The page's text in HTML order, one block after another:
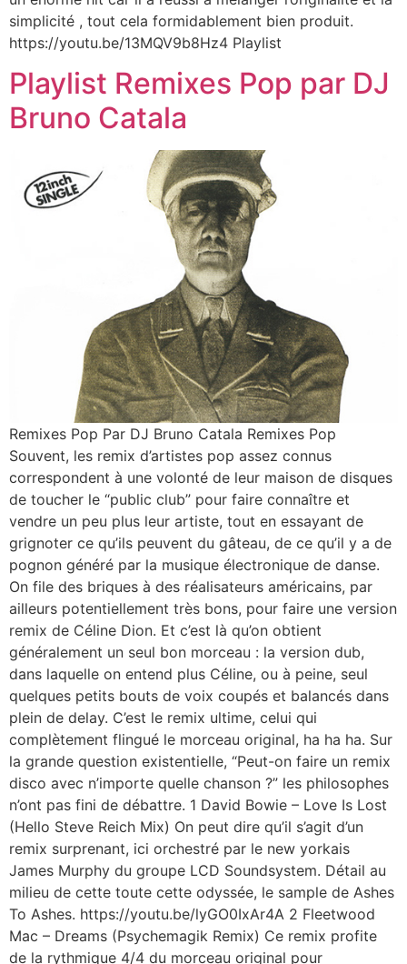
simplicité , tout cela formidablement bien produit.
https://youtu.be/13MQV9b8Hz4 Playlist
Playlist Remixes Pop par DJ
Bruno Catala
Remixes Pop Par DJ Bruno Catala Remixes Pop
Souvent, les remix d’artistes pop assez connus
correspondent à une volonté de leur maison de disques
de toucher le “public club” pour faire connaître et
vendre un peu plus leur artiste, tout en essayant de
grignoter ce qu’ils peuvent du gâteau, de ce qu’il y a de
pognon généré par la musique électronique de danse.
On file des briques à des réalisateurs américains, par
ailleurs potentiellement très bons, pour faire une version
remix de Céline Dion. Et c’est là qu’on obtient
généralement un seul bon morceau : la version dub,
dans laquelle on entend plus Céline, ou à peine, seul
quelques petits bouts de voix coupés et balancés dans
plein de delay. C’est le remix ultime, celui qui
complètement flingué le morceau original, ha ha ha. Sur
la grande question existentielle, “Peut-on faire un remix
disco avec n’importe quelle chanson ?” les philosophes
n’ont pas fini de débattre. 1 David Bowie – Love Is Lost
(Hello Steve Reich Mix) On peut dire qu’il s’agit d’un
remix surprenant, ici orchestré par le new yorkais
James Murphy du groupe LCD Soundsystem. Détail au
milieu de cette toute cette odyssée, le sample de Ashes
To Ashes. https://youtu.be/lyGO0IxAr4A 2 Fleetwood
Mac – Dreams (Psychemagik Remix) Ce remix profite
de la rythmique 4/4 du morceau original pour